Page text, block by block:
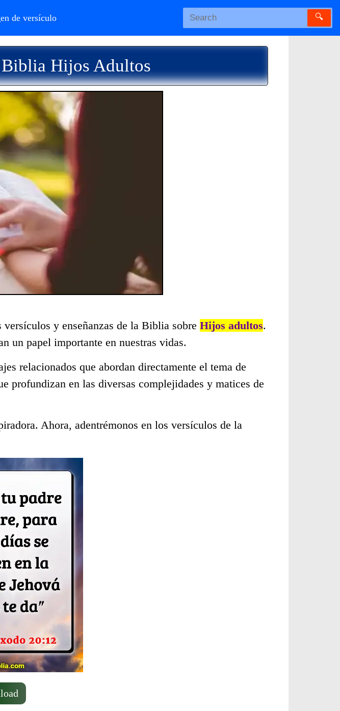
de versículo 🔍
Hijos Adultos
y enseñanzas de la Biblia sobre Hijos adultos.
un papel importante en nuestras vidas.
relacionados que abordan directamente el tema de
profundizan en las diversas complejidades y matices de
Ahora, adentrémonos en los versículos de la